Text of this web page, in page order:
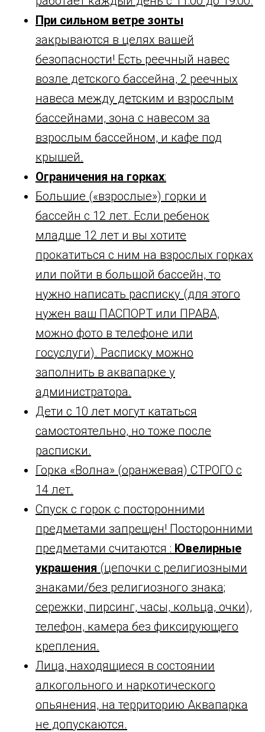
При сильном ветре зонты
закрываются в целях вашей
безопасности! Есть реечный навес
возле детского бассейна, 2 реечных
навеса между детским и взрослым
бассейнами, зона с навесом за
взрослым бассейном, и кафе под
крышей.
Ограничения на горках:
Большие («взрослые») горки и
бассейн с 12 лет. Если ребенок
младше 12 лет и вы хотите
прокатиться с ним на взрослых горках
или пойти в большой бассейн, то
нужно написать расписку (для этого
нужен ваш ПАСПОРТ или ПРАВА,
можно фото в телефоне или
госуслуги). Расписку можно
заполнить в аквапарке у
администратора.
Дети с 10 лет могут кататься
самостоятельно, но тоже после
расписки.
Горка «Волна» (оранжевая) СТРОГО с
14 лет.
Спуск с горок с посторонними
предметами запрещен! Посторонними
предметами считаются : Ювелирные
украшения (цепочки с религиозными
знаками/без религиозного знака;
сережки, пирсинг, часы, кольца, очки),
телефон, камера без фиксирующего
крепления.
Лица, находящиеся в состоянии
алкогольного и наркотического
опьянения, на территорию Аквапарка
не допускаются.